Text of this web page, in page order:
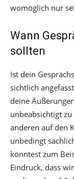
womöglich nur
Wann
sollten
Ist dein
sichtlich
deine
unbeabsichtigt
anderen auf den
unbedingt
könntest zum
Eindruck, dass